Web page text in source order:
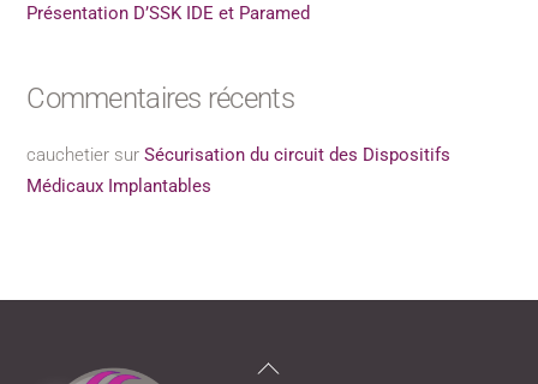
Présentation D’SSK IDE et Paramed
Commentaires récents
cauchetier surSécurisation du circuit des Dispositifs
Médicaux Implantables
Back